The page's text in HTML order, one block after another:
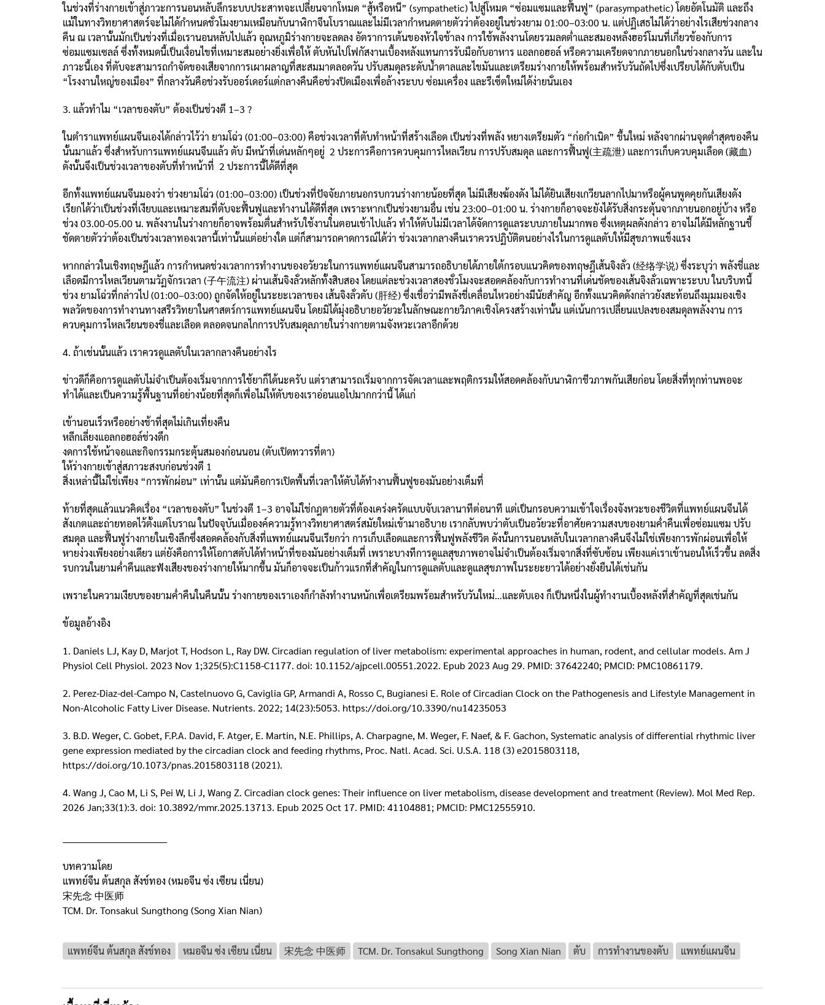
ในช่วงที่ร่างกายเข้าสู่ภาวะการนอนหลับลึกระบบประสาทจะเปลี่ยนจากโหมด “สู้หรือหนี” (sympathetic) ไปสู่โหมด “ซ่อมแซมและฟื้นฟู” (parasympathetic) โดยอัตโนมัติ และถึง
แม้ในทางวิทยาศาสตร์จะไม่ได้กำหนดชั่วโมงยามเหมือนกับนาฬิกาจีนโบราณและไม่มีเวลากำหนดตายตัวว่าต้องอยู่ในช่วงยาม 01:00–03:00 น. แต่ปฏิเสธไม่ได้ว่าอย่างไรเสียช่วงกลาง
คืน ณ เวลานั้นมักเป็นช่วงที่เมื่อเรานอนหลับไปแล้ว อุณหภูมิร่างกายจะลดลง อัตราการเต้นของหัวใจช้าลง การใช้พลังงานโดยรวมลดต่ำและสมองหลั่งฮอร์โมนที่เกี่ยวข้องกับการ
ซ่อมแซมเซลล์ ซึ่งทั้งหมดนี้เป็นเงื่อนไขที่เหมาะสมอย่างยิ่งเพื่อให้ ตับหันไปโฟกัสงานเบื้องหลังแทนการรับมือกับอาหาร แอลกอฮอล์ หรือความเครียดจากภายนอกในช่วงกลางวัน และใน
ภาวะนี้เอง ที่ตับจะสามารถกำจัดของเสียจากการเผาผลาญที่สะสมมาตลอดวัน ปรับสมดุลระดับน้ำตาลและไขมันและเตรียมร่างกายให้พร้อมสำหรับวันถัดไปซึ่งเปรียบได้กับตับเป็น
“โรงงานใหญ่ของเมือง” ที่กลางวันคือช่วงรับออร์เดอร์แต่กลางคืนคือช่วงปิดเมืองเพื่อล้างระบบ ซ่อมเครื่อง และรีเซ็ตใหม่ได้ง่ายนั่นเอง
3. แล้วทำไม “เวลาของตับ” ต้องเป็นช่วงตี 1–3 ?
ในตำราแพทย์แผนจีนเองได้กล่าวไว้ว่า ยามโฉ่ว (01:00–03:00) คือช่วงเวลาที่ตับทำหน้าที่สร้างเลือด เป็นช่วงที่พลัง หยางเตรียมตัว “ก่อกำเนิด” ขึ้นใหม่ หลังจากผ่านจุดต่ำสุดของคืน
นั้นมาแล้ว ซึ่งสำหรับการแพทย์แผนจีนแล้ว ตับ มีหน้าที่เด่นหลักๆอยู่ 2 ประการคือการควบคุมการไหลเวียน การปรับสมดุล และการฟื้นฟู(主疏泄) และการเก็บควบคุมเลือด (藏血)
ดังนั้นจึงเป็นช่วงเวลาของตับที่ทำหน้าที่ 2 ประการนี้ได้ดีที่สุด
อีกทั้งแพทย์แผนจีนมองว่า ช่วงยามโฉ่ว (01:00–03:00) เป็นช่วงที่ปัจจัยภายนอกรบกวนร่างกายน้อยที่สุด ไม่มีเสียงฆ้องดัง ไม่ได้ยินเสียงเกวียนลากไปมาหรือผู้คนพูดคุยกันเสียงดัง
เรียกได้ว่าเป็นช่วงที่เงียบและเหมาะสมที่ตับจะฟื้นฟูและทำงานได้ดีที่สุด เพราะหากเป็นช่วงยามอื่น เช่น 23:00–01:00 น. ร่างกายก็อาจจะยังได้รับสิ่งกระตุ้นจากภายนอกอยู่บ้าง หรือ
ช่วง 03.00-05.00 น. พลังงานในร่างกายก็อาจพร้อมตื่นสำหรับใช้งานในตอนเช้าไปแล้ว ทำให้ตับไม่มีเวลาได้จัดการดูแลระบบภายในมากพอ ซึ่งเหตุผลดังกล่าว อาจไม่ได้มีหลักฐานชี้
ชัดตายตัวว่าต้องเป็นช่วงเวลาทองเวลานี้เท่านั้นแต่อย่างใด แต่ก็สามารถคาดการณ์ได้ว่า ช่วงเวลากลางคืนเราควรปฏิบัติตนอย่างไรในการดูแลตับให้มีสุขภาพแข็งแรง
หากกล่าวในเชิงทฤษฎีแล้ว การกำหนดช่วงเวลาการทำงานของอวัยวะในการแพทย์แผนจีนสามารถอธิบายได้ภายใต้กรอบแนวคิดของทฤษฎีเส้นจิงลั่ว (经络学说) ซึ่งระบุว่า พลังชี่และ
เลือดมีการไหลเวียนตามวัฏจักรเวลา (子午流注) ผ่านเส้นจิงลั่วหลักทั้งสิบสอง โดยแต่ละช่วงเวลาสองชั่วโมงจะสอดคล้องกับการทำงานที่เด่นชัดของเส้นจิงลั่วเฉพาะระบบ ในบริบทนี้
ช่วง ยามโฉ่วที่กล่าวไป (01:00–03:00) ถูกจัดให้อยู่ในระยะเวลาของ เส้นจิงลั่วตับ (肝经) ซึ่งเชื่อว่ามีพลังชี่เคลื่อนไหวอย่างมีนัยสำคัญ อีกทั้งแนวคิดดังกล่าวยังสะท้อนถึงมุมมองเชิง
พลวัตของการทำงานทางสรีรวิทยาในศาสตร์การแพทย์แผนจีน โดยมิได้มุ่งอธิบายอวัยวะในลักษณะกายวิภาคเชิงโครงสร้างเท่านั้น แต่เน้นการเปลี่ยนแปลงของสมดุลพลังงาน การ
ควบคุมการไหลเวียนของชี่และเลือด ตลอดจนกลไกการปรับสมดุลภายในร่างกายตามจังหวะเวลาอีกด้วย
4. ถ้าเช่นนั้นแล้ว เราควรดูแลตับในเวลากลางคืนอย่างไร
ข่าวดีก็คือการดูแลตับไม่จำเป็นต้องเริ่มจากการใช้ยาก็ได้นะครับ แต่ราสามารถเริ่มจากการจัดเวลาและพฤติกรรมให้สอดคล้องกับนาฬิกาชีวภาพกันเสียก่อน โดยสิ่งที่ทุกท่านพอจะ
ทำได้และเป็นความรู้พื้นฐานที่อย่างน้อยที่สุดก็เพื่อไม่ให้ตับของเราอ่อนแอไปมากกว่านี้ ได้แก่
เข้านอนเร็วหรืออย่างช้าที่สุดไม่เกินเที่ยงคืน
หลีกเลี่ยงแอลกอฮอล์ช่วงดึก
งดการใช้หน้าจอและกิจกรรมกระตุ้นสมองก่อนนอน (ตับเปิดทวารที่ตา)
ให้ร่างกายเข้าสู่สภาวะสงบก่อนช่วงตี 1
สิ่งเหล่านี้ไม่ใช่เพียง “การพักผ่อน” เท่านั้น แต่มันคือการเปิดพื้นที่เวลาให้ตับได้ทำงานฟื้นฟูของมันอย่างเต็มที่
ท้ายที่สุดแล้วแนวคิดเรื่อง “เวลาของตับ” ในช่วงตี 1–3 อาจไม่ใช่กฎตายตัวที่ต้องเคร่งครัดแบบจับเวลานาทีต่อนาที แต่เป็นกรอบความเข้าใจเรื่องจังหวะของชีวิตที่แพทย์แผนจีนได้
สังเกตและถ่ายทอดไว้ตั้งแต่โบราณ ในปัจจุบันเมื่อองค์ความรู้ทางวิทยาศาสตร์สมัยใหม่เข้ามาอธิบาย เรากลับพบว่าตับเป็นอวัยวะที่อาศัยความสงบของยามค่ำคืนเพื่อซ่อมแซม ปรับ
สมดุล และฟื้นฟูร่างกายในเชิงลึกซึ่งสอดคล้องกับสิ่งที่แพทย์แผนจีนเรียกว่า การเก็บเลือดและการฟื้นฟูพลังชีวิต ดังนั้นการนอนหลับในเวลากลางคืนจึงไม่ใช่เพียงการพักผ่อนเพื่อให้
หายง่วงเพียงอย่างเดียว แต่ยังคือการให้โอกาสตับได้ทำหน้าที่ของมันอย่างเต็มที่ เพราะบางทีการดูแลสุขภาพอาจไม่จำเป็นต้องเริ่มจากสิ่งที่ซับซ้อน เพียงแค่เราเข้านอนให้เร็วขึ้น ลดสิ่ง
รบกวนในยามค่ำคืนและฟังเสียงของร่างกายให้มากขึ้น มันก็อาจจะเป็นก้าวแรกที่สำคัญในการดูแลตับและดูแลสุขภาพในระยะยาวได้อย่างยั่งยืนได้เช่นกัน
เพราะในความเงียบของยามค่ำคืนในคืนนั้น ร่างกายของเราเองก็กำลังทำงานหนักเพื่อเตรียมพร้อมสำหรับวันใหม่…และตับเอง ก็เป็นหนึ่งในผู้ทำงานเบื้องหลังที่สำคัญที่สุดเช่นกัน
ข้อมูลอ้างอิง
1. Daniels LJ, Kay D, Marjot T, Hodson L, Ray DW. Circadian regulation of liver metabolism: experimental approaches in human, rodent, and cellular models. Am J
Physiol Cell Physiol. 2023 Nov 1;325(5):C1158-C1177. doi: 10.1152/ajpcell.00551.2022. Epub 2023 Aug 29. PMID: 37642240; PMCID: PMC10861179.
2. Perez-Diaz-del-Campo N, Castelnuovo G, Caviglia GP, Armandi A, Rosso C, Bugianesi E. Role of Circadian Clock on the Pathogenesis and Lifestyle Management in
Non-Alcoholic Fatty Liver Disease. Nutrients. 2022; 14(23):5053. https://doi.org/10.3390/nu14235053
3. B.D. Weger, C. Gobet, F.P.A. David, F. Atger, E. Martin, N.E. Phillips, A. Charpagne, M. Weger, F. Naef, & F. Gachon, Systematic analysis of differential rhythmic liver
gene expression mediated by the circadian clock and feeding rhythms, Proc. Natl. Acad. Sci. U.S.A. 118 (3) e2015803118,
https://doi.org/10.1073/pnas.2015803118 (2021).
4. Wang J, Cao M, Li S, Pei W, Li J, Wang Z. Circadian clock genes: Their influence on liver metabolism, disease development and treatment (Review). Mol Med Rep.
2026 Jan;33(1):3. doi: 10.3892/mmr.2025.13713. Epub 2025 Oct 17. PMID: 41104881; PMCID: PMC12555910.
บทความโดย
แพทย์จีน ต้นสกุล สังข์ทอง (หมอจีน ซ่ง เซียน เนี่ยน)
宋先念 中医师
TCM. Dr. Tonsakul Sungthong (Song Xian Nian)
แพทย์จีน ต้นสกุล สังข์ทอง หมอจีน ซ่ง เซียน เนี่ยน 宋先念 中医师 TCM. Dr. Tonsakul Sungthong Song Xian Nian ตับ การทำงานของตับ แพทย์แผนจีน